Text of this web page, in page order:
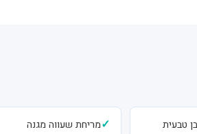
טבעית ✓מריחת שעווה מגנה